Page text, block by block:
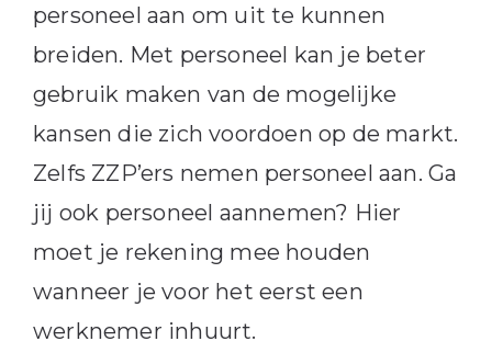
personeel aan om uit te kunnen
breiden. Met personeel kan je beter
gebruik maken van de mogelijke
kansen die zich voordoen op de markt.
Zelfs ZZP’ers nemen personeel aan. Ga
jij ook personeel aannemen? Hier
moet je rekening mee houden
wanneer je voor het eerst een
werknemer inhuurt.